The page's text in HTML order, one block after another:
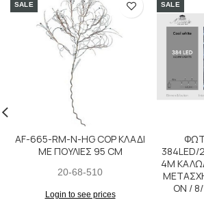
SALE
AF-665-RM-Ν-HG COP ΚΛΑΔΙ
ΜΕ ΠΟΥΛΙΕΣ 95 CM
20-68-510
Login to see prices
SALE
384LED/
4M
ON /